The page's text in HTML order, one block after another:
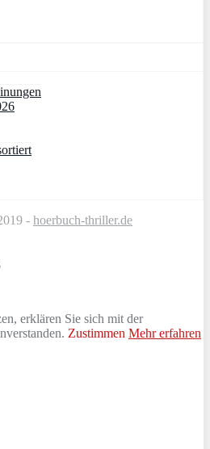
- hoerbuch-thriller.de
erklären Sie sich mit der
Zustimmen Mehr erfahren